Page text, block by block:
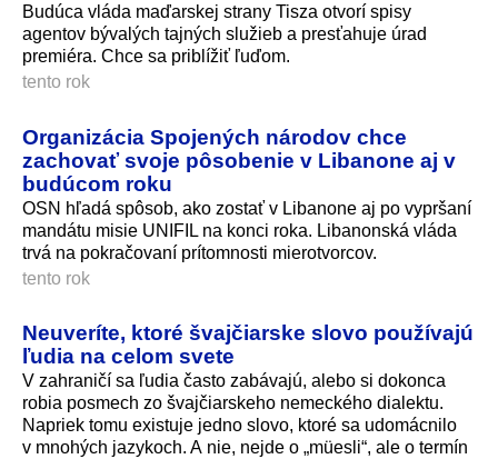
Budúca vláda maďarskej strany Tisza otvorí spisy
agentov bývalých tajných služieb a presťahuje úrad
premiéra. Chce sa priblížiť ľuďom.
tento rok
Organizácia Spojených národov chce
zachovať svoje pôsobenie v Libanone aj v
budúcom roku
OSN hľadá spôsob, ako zostať v Libanone aj po vypršaní
mandátu misie UNIFIL na konci roka. Libanonská vláda
trvá na pokračovaní prítomnosti mierotvorcov.
tento rok
Neuveríte, ktoré švajčiarske slovo používajú
ľudia na celom svete
V zahraničí sa ľudia často zabávajú, alebo si dokonca
robia posmech zo švajčiarskeho nemeckého dialektu.
Napriek tomu existuje jedno slovo, ktoré sa udomácnilo
v mnohých jazykoch. A nie, nejde o „müesli“, ale o termín